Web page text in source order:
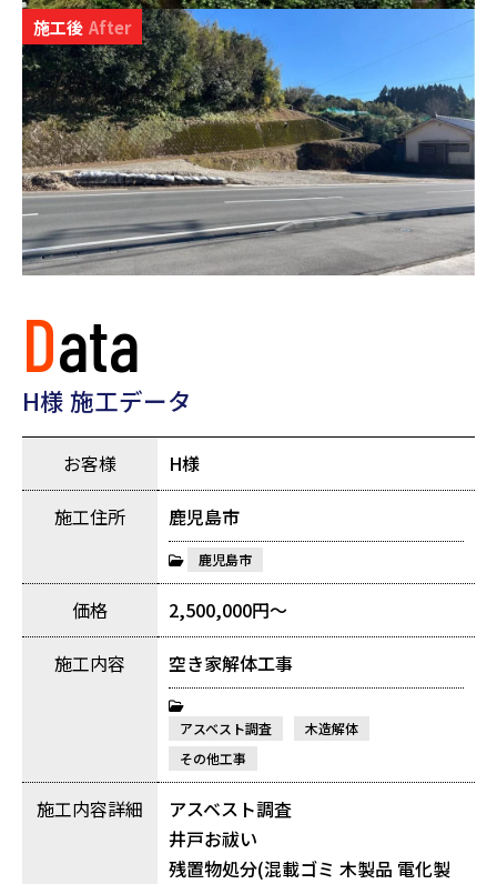
施工後 After
Data
H様 施工データ
お客様
H様
施工住所
鹿児島市
鹿児島市
価格
2,500,000円～
施工内容
空き家解体工事
アスベスト調査
木造解体
その他工事
施工内容詳細
アスベスト調査
井戸お祓い
残置物処分(混載ゴミ 木製品 電化製